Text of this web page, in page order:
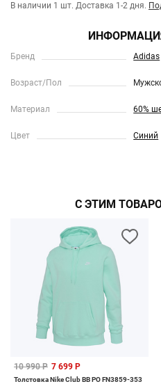
В наличии 1 шт. Доставка 1-2 дня.
Бренд Adidas
Возраст/Пол
Материал 60%
Цвет Синий
С ЭТИМ
10 990 Р 7 699 Р
Толстовка Nike Club BB PO FN3859-353